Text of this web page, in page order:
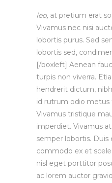
leo, at pretium erat
Vivamus nec nisi
lobortis purus. Sed
lobortis sed,
[/boxleft] Aenean
turpis non viverra.
hendrerit dictum,
id rutrum odio metus
Vivamus tristique
imperdiet. Vivamus
semper lobortis.
commodo ex et
nisl eget porttitor
ac lorem auctor